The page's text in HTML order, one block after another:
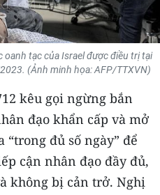
tạc của Israel được điều trị tại
(Ảnh minh họa: AFP/TTXVN)
kêu gọi ngừng bắn
đạo khẩn cấp và mở
đủ số ngày” để
cận nhân đạo đầy đủ,
không bị cản trở. Nghị